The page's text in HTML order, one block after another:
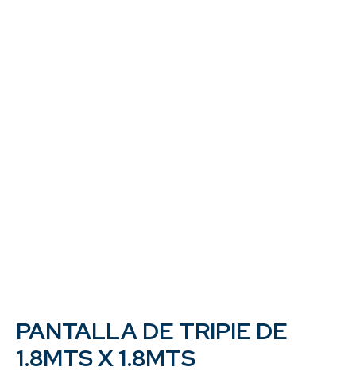
PANTALLA DE TRIPIE DE
1.8MTS X 1.8MTS